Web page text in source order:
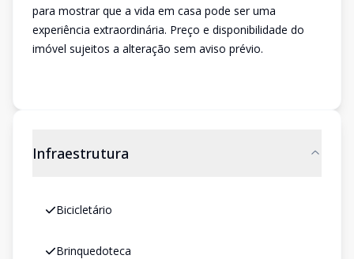
para mostrar que a vida em casa pode ser uma
experiência extraordinária. Preço e disponibilidade do
imóvel sujeitos a alteração sem aviso prévio.
Infraestrutura
Bicicletário
Brinquedoteca